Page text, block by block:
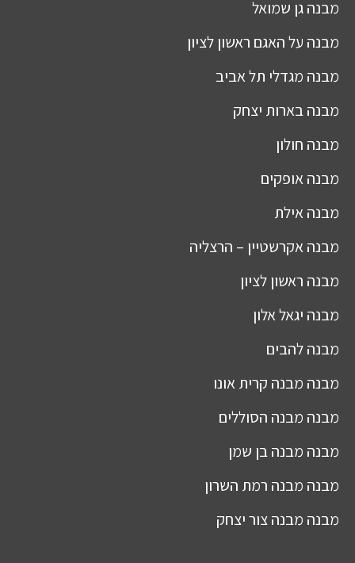
מבנהגן שמואל
מבנה על האגם ראשון לציון
מבנה מגדלי תל אביב
מבנהבארות יצחק
מבנה חולון
מבנהאופקים
מבנהאילת
מבנהאקרשטיין – הרצליה
מבנה ראשון לציון
מבנה יגאל אלון
מבנהלהבים
מבנה מבנה קרית אונו
מבנה מבנה הסוללים
מבנה מבנה בן שמן
מבנה מבנה רמת השרון
מבנה מבנה צור יצחק